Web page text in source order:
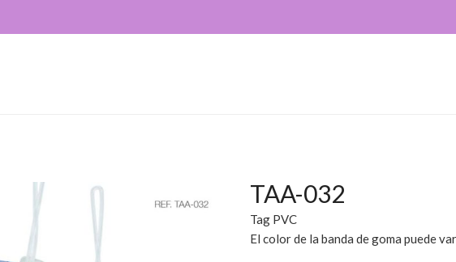
TAA-032
Tag PVC
El color de la banda de goma puede